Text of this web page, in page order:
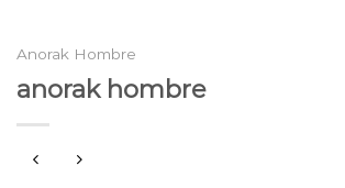
Anorak Hombre
anorak hombre